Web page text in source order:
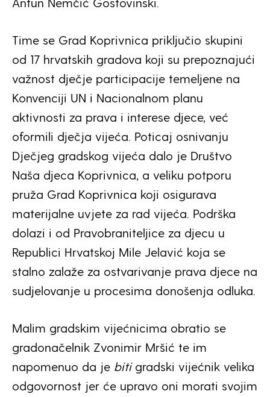
Time se Grad Koprivnica priključio skupini
od 17 hrvatskih gradova koji su prepoznajući
važnost dječje participacije temeljene na
Konvenciji UN i Nacionalnom planu
aktivnosti za prava i interese djece, već
oformili dječja vijeća. Poticaj osnivanju
Dječjeg gradskog vijeća dalo je Društvo
Naša djeca Koprivnica, a veliku potporu
pruža Grad Koprivnica koji osigurava
materijalne uvjete za rad vijeća. Podrška
dolazi i od Pravobraniteljice za djecu u
Republici Hrvatskoj Mile Jelavić koja se
stalno zalaže za ostvarivanje prava djece na
sudjelovanje u procesima donošenja odluka.
Malim gradskim vijećnicima obratio se
gradonačelnik Zvonimir Mršić te im
napomenuo da je bitigradski vijećnik velika
odgovornost jer će upravo oni morati svojim